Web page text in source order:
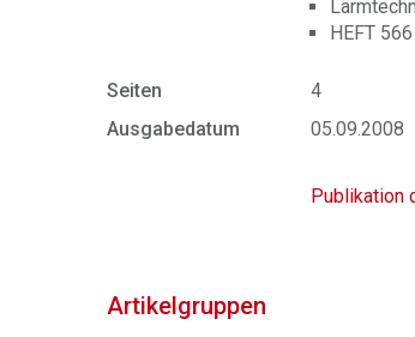
HEFT
Seiten
4
Ausgabedatum
05.09.2008
Publikation
Artikelgruppen